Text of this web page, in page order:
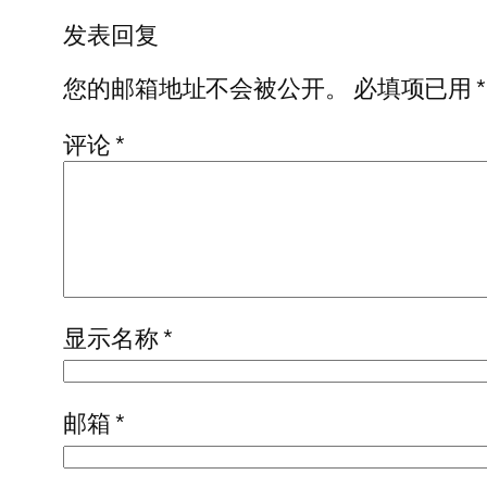
发表回复
您的邮箱地址不会被公开。
必填项已用*
评论*
显示名称*
邮箱*